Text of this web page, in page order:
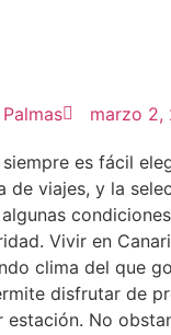
marzo 2,
es fácil
de viajes, y la
Vivir en
clima del que
disfrutar de
estación. No